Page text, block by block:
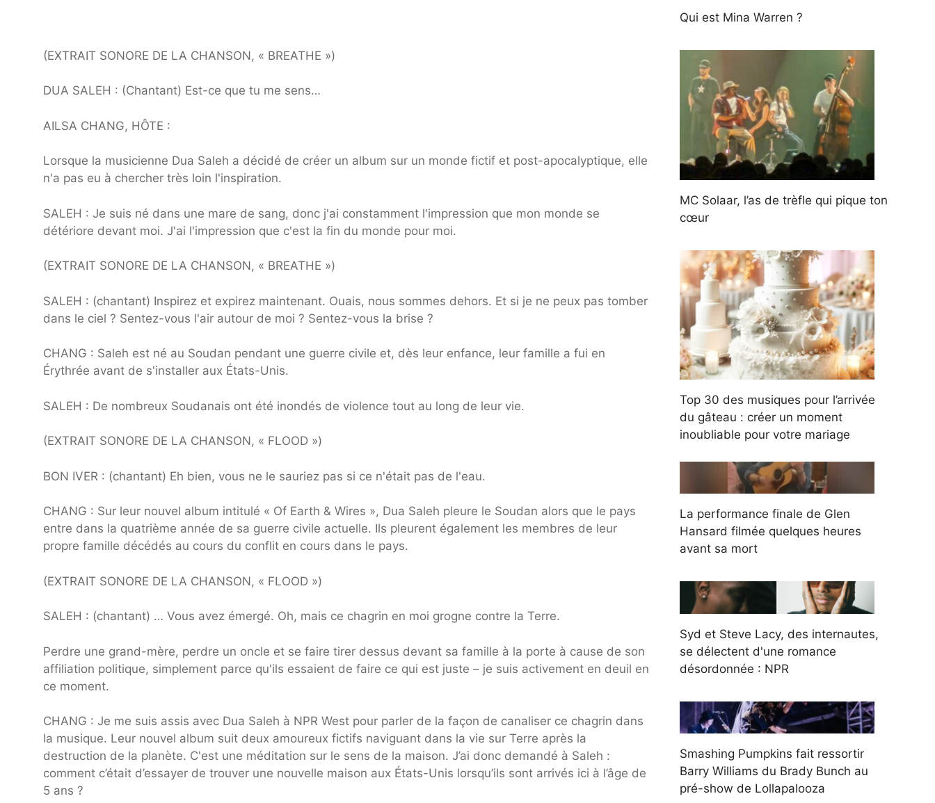
(EXTRAIT SONORE DE LA CHANSON, « BREATHE »)
DUA SALEH : (Chantant) Est-ce que tu me sens…
AILSA CHANG, HÔTE :
Lorsque la musicienne Dua Saleh a décidé de créer un album sur un monde fictif et post-apocalyptique, elle
n'a pas eu à chercher très loin l'inspiration.
SALEH : Je suis né dans une mare de sang, donc j'ai constamment l'impression que mon monde se
détériore devant moi. J'ai l'impression que c'est la fin du monde pour moi.
(EXTRAIT SONORE DE LA CHANSON, « BREATHE »)
SALEH : (chantant) Inspirez et expirez maintenant. Ouais, nous sommes dehors. Et si je ne peux pas tomber
dans le ciel ? Sentez-vous l'air autour de moi ? Sentez-vous la brise ?
CHANG : Saleh est né au Soudan pendant une guerre civile et, dès leur enfance, leur famille a fui en
Érythrée avant de s'installer aux États-Unis.
SALEH : De nombreux Soudanais ont été inondés de violence tout au long de leur vie.
(EXTRAIT SONORE DE LA CHANSON, « FLOOD »)
BON IVER : (chantant) Eh bien, vous ne le sauriez pas si ce n'était pas de l'eau.
CHANG : Sur leur nouvel album intitulé « Of Earth & Wires », Dua Saleh pleure le Soudan alors que le pays
entre dans la quatrième année de sa guerre civile actuelle. Ils pleurent également les membres de leur
propre famille décédés au cours du conflit en cours dans le pays.
(EXTRAIT SONORE DE LA CHANSON, « FLOOD »)
SALEH : (chantant) … Vous avez émergé. Oh, mais ce chagrin en moi grogne contre la Terre.
Perdre une grand-mère, perdre un oncle et se faire tirer dessus devant sa famille à la porte à cause de son
affiliation politique, simplement parce qu'ils essaient de faire ce qui est juste – je suis activement en deuil en
ce moment.
CHANG : Je me suis assis avec Dua Saleh à NPR West pour parler de la façon de canaliser ce chagrin dans
la musique. Leur nouvel album suit deux amoureux fictifs naviguant dans la vie sur Terre après la
destruction de la planète. C'est une méditation sur le sens de la maison. J’ai donc demandé à Saleh :
comment c’était d’essayer de trouver une nouvelle maison aux États-Unis lorsqu’ils sont arrivés ici à l’âge de
5 ans ?
Qui est Mina Warren ?
MC Solaar, l’as de trèfle qui pique ton
cœur
Top 30 des musiques pour l’arrivée
du gâteau : créer un moment
inoubliable pour votre mariage
La performance finale de Glen
Hansard filmée quelques heures
avant sa mort
Syd et Steve Lacy, des internautes,
se délectent d'une romance
désordonnée : NPR
Smashing Pumpkins fait ressortir
Barry Williams du Brady Bunch au
pré-show de Lollapalooza